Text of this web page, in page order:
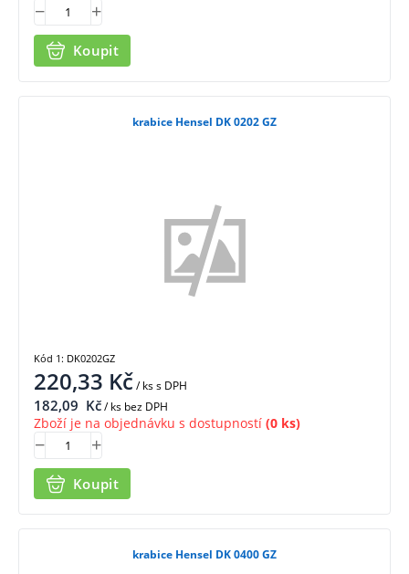
Koupit
krabice Hensel DK 0202 GZ
220,33 Kč/ kss DPH
182,09 Kč/ ks bez DPH
Zboží je na objednávku s dostupností (0 ks)
Koupit
Kód 1: DK0202GZ
krabice Hensel DK 0400 GZ